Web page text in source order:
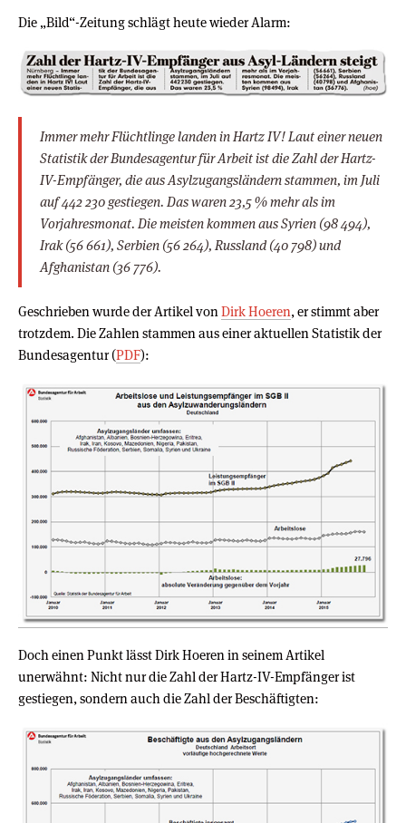
Die „Bild“-Zeitung schlägt heute wieder Alarm:
Immer mehr Flüchtlinge landen in Hartz IV! Laut einer neuen
Statistik der Bundesagentur für Arbeit ist die Zahl der Hartz-
IV-Empfänger, die aus Asylzugangsländern stammen, im Juli
auf 442 230 gestiegen. Das waren 23,5 % mehr als im
Vorjahresmonat. Die meisten kommen aus Syrien (98 494),
Irak (56 661), Serbien (56 264), Russland (40 798) und
Afghanistan (36 776).
Geschrieben wurde der Artikel von Dirk Hoeren, er stimmt aber
trotzdem. Die Zahlen stammen aus einer aktuellen Statistik der
Bundesagentur (PDF):
Doch einen Punkt lässt Dirk Hoeren in seinem Artikel
unerwähnt: Nicht nur die Zahl der Hartz-IV-Empfänger ist
gestiegen, sondern auch die Zahl der Beschäftigten: